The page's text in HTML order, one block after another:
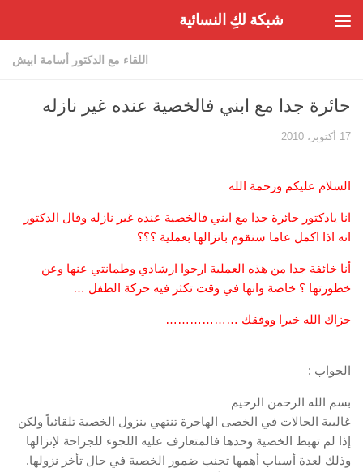
شبكة لكِ النسائية
اللقاء مع الدكتور أسامة ابيش
حائرة جدا مع ابني فالخصية عنده غير نازله
17 أكتوبر، 2010
السلام عليكم ورحمة الله
انا يادكتور حائرة جدا مع ابني فالخصية عنده غير نازله وقال الدكتور
انه اذا اكمل عاما سنقوم بانزالها بعملية ؟؟؟
أنا خائفة جدا من هذه العملية ارجوا ارشادي وطمانتي عنها وعن
خطورتها ؟ خاصة وانها في وقت تكثر فيه حركة الطفل …
جزاك الله خيرا ووفقك ………………
الجواب :
بسم الله الرحمن الرحيم
غالبية الحالات في الخصى الهاجرة تنتهي بنزول الخصية تلقائياً ولكن
إذا لم تهبط الخصية وحدها فالمتعارف عليه اللجوء للجراحة لإنزالها
وذلك لعدة أسباب أهمها تجنب ضمور الخصية في حال تأخر نزولها.